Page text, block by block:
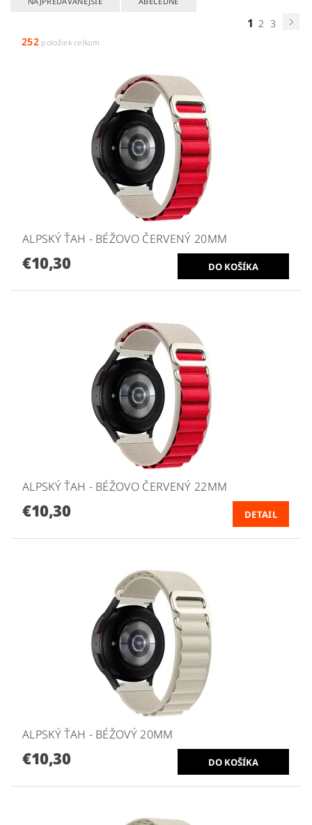
1 2 3
252položiek celkom
ALPSKÝ ŤAH - BÉŽOVO ČERVENÝ 20MM
€10,30
ALPSKÝ ŤAH - BÉŽOVO ČERVENÝ 22MM
€10,30 DETAIL
ALPSKÝ ŤAH - BÉŽOVÝ 20MM
€10,30